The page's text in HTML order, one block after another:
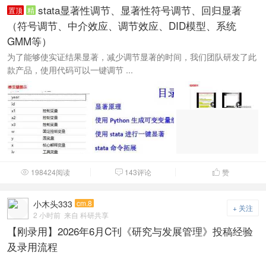
置顶 精 stata显著性调节、显著性符号调节、回归显著
（符号调节、中介效应、调节效应、DID模型、系统
GMM等）
为了能够使实证结果显著，减少调节显著的时间，我们团队研发了此
款产品，使用代码可以一键调节 ...
 198424阅读  143评论  赞
+ 关注
小木头333 cm.8
2 小时前 来自 科研共享
【刚录用】2026年6月C刊《研究与发展管理》投稿经验
及录用流程